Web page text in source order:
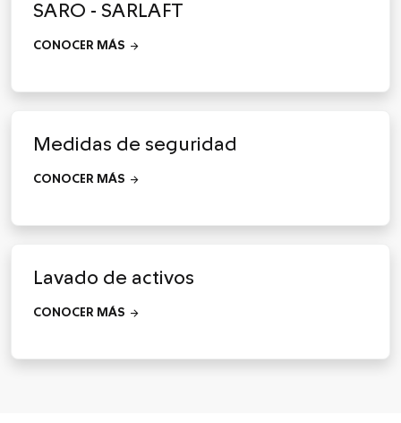
SARO - SARLAFT
CONOCER MÁS arrow_forward
Medidas de seguridad
CONOCER MÁS arrow_forward
Lavado de activos
CONOCER MÁS arrow_forward